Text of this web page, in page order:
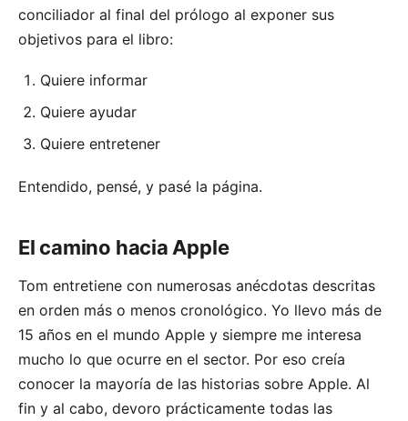
conciliador al final del prólogo al exponer sus
objetivos para el libro:
Quiere informar
Quiere ayudar
Quiere entretener
Entendido, pensé, y pasé la página.
El camino hacia Apple
Tom entretiene con numerosas anécdotas descritas
en orden más o menos cronológico. Yo llevo más de
15 años en el mundo Apple y siempre me interesa
mucho lo que ocurre en el sector. Por eso creía
conocer la mayoría de las historias sobre Apple. Al
fin y al cabo, devoro prácticamente todas las